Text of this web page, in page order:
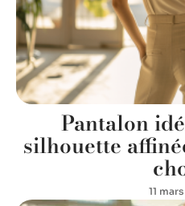
Pantalon
silhouette
11